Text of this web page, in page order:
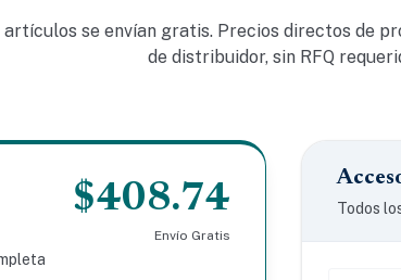
artículos se envían gratis. Precios directos de
de distribuidor, sin RFQ
$408.74
Envío Gratis
Todos